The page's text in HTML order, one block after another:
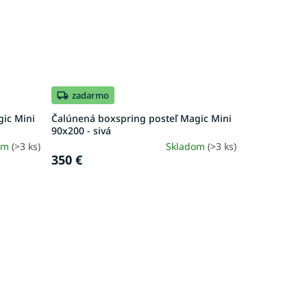
Mini
(>3 ks)
zadarmo
Čalúnená boxspring posteľ Magic Mini
90x200 - sivá
Skladom (>3 ks)
350 €